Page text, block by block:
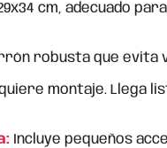
cm, adecuado
robusta que evita
montaje. Llega
Incluye pequeños